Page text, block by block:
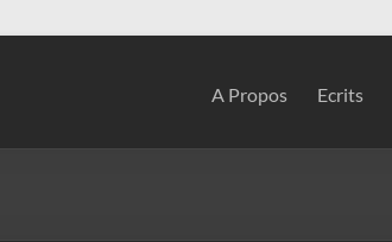
A Propos Ecrits